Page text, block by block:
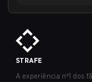
STRAFE
A experiência nº1 dos